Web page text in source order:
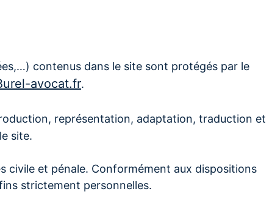
contenus dans le site sont protégés par le
avocat.fr.
représentation, adaptation, traduction et
site.
et pénale. Conformément aux dispositions
strictement personnelles.